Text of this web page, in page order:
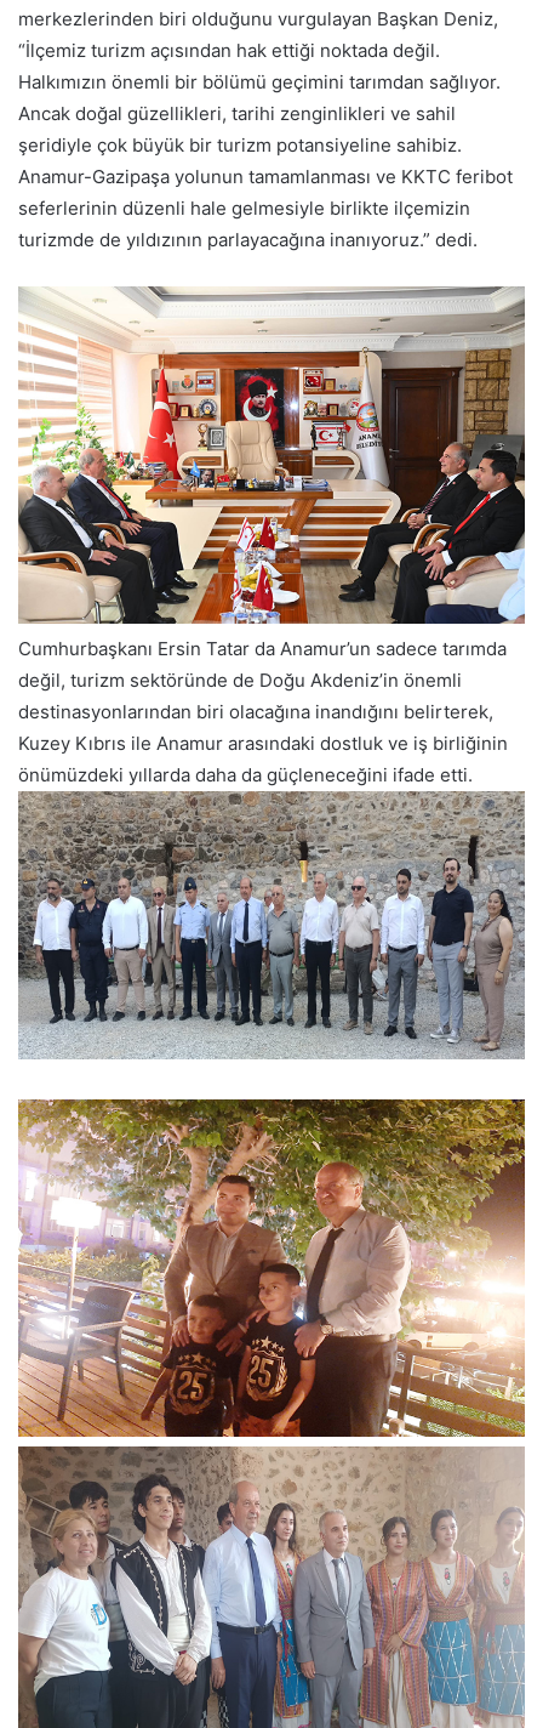
merkezlerinden biri olduğunu vurgulayan Başkan Deniz,
“İlçemiz turizm açısından hak ettiği noktada değil.
Halkımızın önemli bir bölümü geçimini tarımdan sağlıyor.
Ancak doğal güzellikleri, tarihi zenginlikleri ve sahil
şeridiyle çok büyük bir turizm potansiyeline sahibiz.
Anamur-Gazipaşa yolunun tamamlanması ve KKTC feribot
seferlerinin düzenli hale gelmesiyle birlikte ilçemizin
turizmde de yıldızının parlayacağına inanıyoruz.” dedi.
Cumhurbaşkanı Ersin Tatar da Anamur’un sadece tarımda
değil, turizm sektöründe de Doğu Akdeniz’in önemli
destinasyonlarından biri olacağına inandığını belirterek,
Kuzey Kıbrıs ile Anamur arasındaki dostluk ve iş birliğinin
önümüzdeki yıllarda daha da güçleneceğini ifade etti.